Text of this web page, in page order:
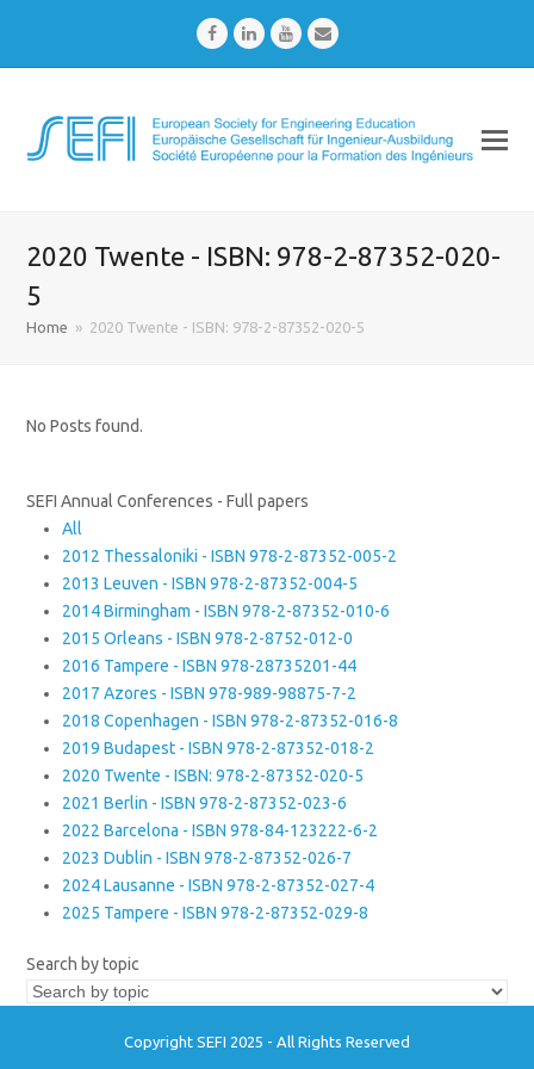
FacebookLinkedInYoutubeEmail
2020 Twente - ISBN: 978-2-87352-020-
5
Home » 2020 Twente - ISBN: 978-2-87352-020-5
No Posts found.
SEFI Annual Conferences - Full papers
All
2012 Thessaloniki - ISBN 978-2-87352-005-2
2013 Leuven - ISBN 978-2-87352-004-5
2014 Birmingham - ISBN 978-2-87352-010-6
2015 Orleans - ISBN 978-2-8752-012-0
2016 Tampere - ISBN 978-28735201-44
2017 Azores - ISBN 978-989-98875-7-2
2018 Copenhagen - ISBN 978-2-87352-016-8
2019 Budapest - ISBN 978-2-87352-018-2
2020 Twente - ISBN: 978-2-87352-020-5
2021 Berlin - ISBN 978-2-87352-023-6
2022 Barcelona - ISBN 978-84-123222-6-2
2023 Dublin - ISBN 978-2-87352-026-7
2024 Lausanne - ISBN 978-2-87352-027-4
2025 Tampere - ISBN 978-2-87352-029-8
Search by topic
Copyright SEFI 2025 - All Rights Reserved